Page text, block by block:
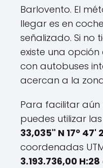
Barlovento. El
llegar es en
señalizado. Si no
existe una
con autobuses
acercan a la
Para facilitar
puedes utilizar
33,035" N 17º 47'
coordenadas
3.193.736,00 H:28